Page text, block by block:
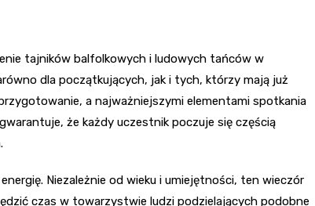
tajników balfolkowych i ludowych tańców w
dla początkujących, jak i tych, którzy mają już
a najważniejszymi elementami spotkania
że każdy uczestnik poczuje się częścią
Niezależnie od wieku i umiejętności, ten wieczór
czas w towarzystwie ludzi podzielających podobne